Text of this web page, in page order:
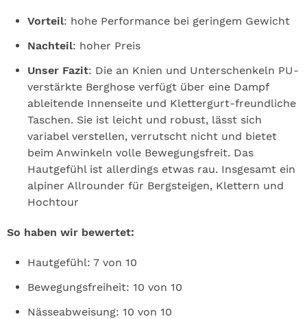
Vorteil: hohe Performance bei geringem Gewicht
Nachteil: hoher Preis
Unser Fazit: Die an Knien und Unterschenkeln PU-
verstärkte Berghose verfügt über eine Dampf
ableitende Innenseite und Klettergurt-freundliche
Taschen. Sie ist leicht und robust, lässt sich
variabel verstellen, verrutscht nicht und bietet
beim Anwinkeln volle Bewegungsfreit. Das
Hautgefühl ist allerdings etwas rau. Insgesamt ein
alpiner Allrounder für Bergsteigen, Klettern und
Hochtour
So haben wir bewertet:
Hautgefühl: 7 von 10
Bewegungsfreiheit: 10 von 10
Nässeabweisung: 10 von 10